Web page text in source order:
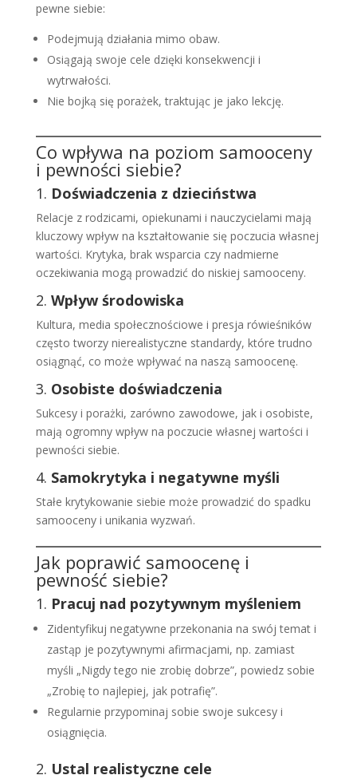
pewne siebie:
Podejmują działania mimo obaw.
Osiągają swoje cele dzięki konsekwencji i
wytrwałości.
Nie bojką się porażek, traktując je jako lekcję.
Co wpływa na poziom samooceny
i pewności siebie?
1. Doświadczenia z dzieciństwa
Relacje z rodzicami, opiekunami i nauczycielami mają
kluczowy wpływ na kształtowanie się poczucia własnej
wartości. Krytyka, brak wsparcia czy nadmierne
oczekiwania mogą prowadzić do niskiej samooceny.
2. Wpływ środowiska
Kultura, media społecznościowe i presja rówieśników
często tworzy nierealistyczne standardy, które trudno
osiągnąć, co może wpływać na naszą samoocenę.
3. Osobiste doświadczenia
Sukcesy i porażki, zarówno zawodowe, jak i osobiste,
mają ogromny wpływ na poczucie własnej wartości i
pewności siebie.
4. Samokrytyka i negatywne myśli
Stałe krytykowanie siebie może prowadzić do spadku
samooceny i unikania wyzwań.
Jak poprawić samoocenę i
pewność siebie?
1. Pracuj nad pozytywnym myśleniem
Zidentyfikuj negatywne przekonania na swój temat i
zastąp je pozytywnymi afirmacjami, np. zamiast
myśli „Nigdy tego nie zrobię dobrze”, powiedz sobie
„Zrobię to najlepiej, jak potrafię”.
Regularnie przypominaj sobie swoje sukcesy i
osiągnięcia.
2. Ustal realistyczne cele